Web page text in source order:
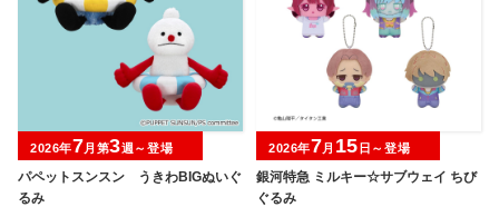
パペットスンスン うきわBIGぬいぐ
るみ
2026年7月第3週～登場
銀河特急 ミルキー☆サブウェイ ちび
ぐるみ
2026年7月 15 日～登場